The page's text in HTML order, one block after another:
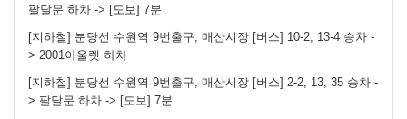
팔달문 하차 -> [도보] 7분
[지하철] 분당선 수원역 9번출구, 매산시장 [버스] 10-2, 13-4 승차 -
> 2001아울렛 하차
[지하철] 분당선 수원역 9번출구, 매산시장 [버스] 2-2, 13, 35 승차 -
> 팔달문 하차 -> [도보] 7분